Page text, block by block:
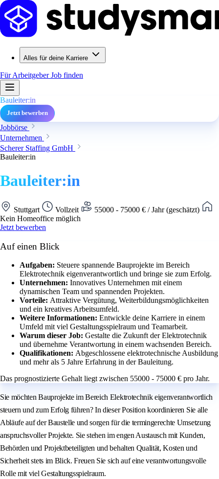
Alles für deine Karriere
Für ArbeitgeberJob finden
Bauleiter:in
Jetzt bewerben
Jobbörse
Unternehmen
Scherer Staffing GmbH
Bauleiter:in
Bauleiter:in
Stuttgart Vollzeit
55000 - 75000 € / Jahr (geschätzt)
Kein Homeoffice möglich
Jetzt bewerben
Auf einen Blick
Aufgaben: Steuere spannende Bauprojekte im Bereich
Elektrotechnik eigenverantwortlich und bringe sie zum Erfolg.
Unternehmen: Innovatives Unternehmen mit einem
dynamischen Team und spannenden Projekten.
Vorteile: Attraktive Vergütung, Weiterbildungsmöglichkeiten
und ein kreatives Arbeitsumfeld.
Weitere Informationen: Entwickle deine Karriere in einem
Umfeld mit viel Gestaltungsspielraum und Teamarbeit.
Warum dieser Job: Gestalte die Zukunft der Elektrotechnik
und übernehme Verantwortung in einem wachsenden Bereich.
Qualifikationen: Abgeschlossene elektrotechnische Ausbildung
und mehr als 5 Jahre Erfahrung in der Bauleitung.
Das prognostizierte Gehalt liegt zwischen 55000 - 75000 € pro Jahr.
Sie möchten Bauprojekte im Bereich Elektrotechnik eigenverantwortlich
steuern und zum Erfolg führen? In dieser Position koordinieren Sie alle
Abläufe auf der Baustelle und sorgen für die termingerechte Umsetzung
anspruchsvoller Projekte. Sie stehen im engen Austausch mit Kunden,
Behörden und Projektbeteiligten und behalten Qualität, Kosten und
Sicherheit stets im Blick. Freuen Sie sich auf eine verantwortungsvolle
Rolle mit viel Gestaltungsspielraum.